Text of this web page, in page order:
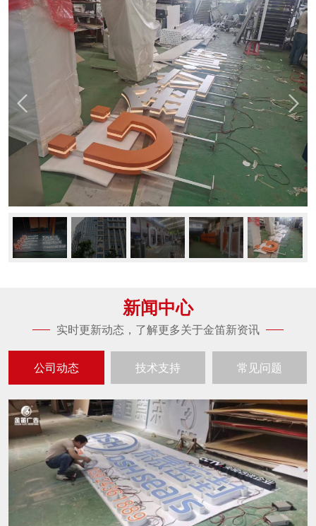
新闻中心
实时更新动态，了解更多关于金笛新资讯
公司动态 技术支持 常见问题